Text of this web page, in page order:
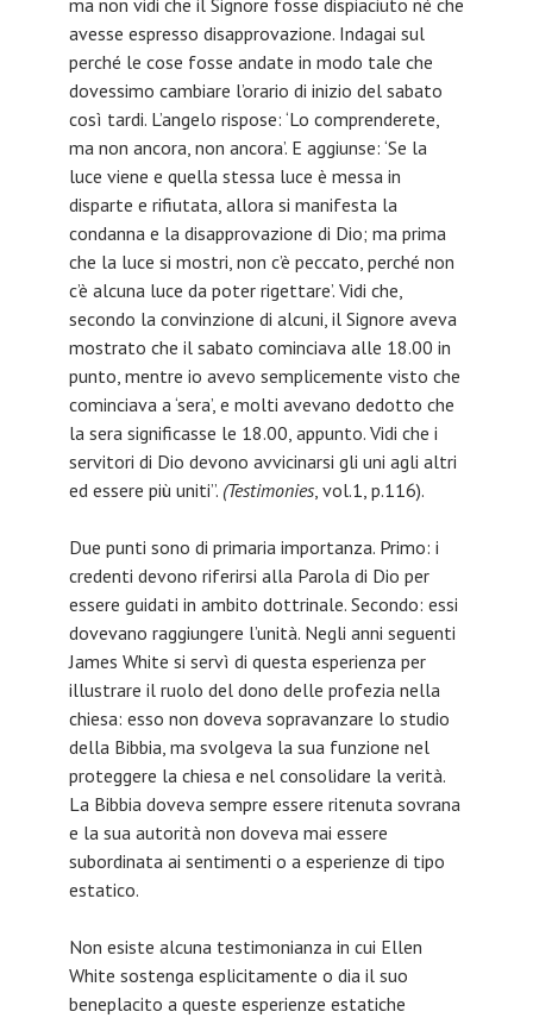
ma non vidi che il Signore fosse dispiaciuto né che
avesse espresso disapprovazione. Indagai sul
perché le cose fosse andate in modo tale che
dovessimo cambiare l’orario di inizio del sabato
così tardi. L’angelo rispose: ‘Lo comprenderete,
ma non ancora, non ancora’. E aggiunse: ‘Se la
luce viene e quella stessa luce è messa in
disparte e rifiutata, allora si manifesta la
condanna e la disapprovazione di Dio; ma prima
che la luce si mostri, non c’è peccato, perché non
c’è alcuna luce da poter rigettare’. Vidi che,
secondo la convinzione di alcuni, il Signore aveva
mostrato che il sabato cominciava alle 18.00 in
punto, mentre io avevo semplicemente visto che
cominciava a ‘sera’, e molti avevano dedotto che
la sera significasse le 18.00, appunto. Vidi che i
servitori di Dio devono avvicinarsi gli uni agli altri
ed essere più uniti”. (Testimonies, vol.1, p.116).
Due punti sono di primaria importanza. Primo: i
credenti devono riferirsi alla Parola di Dio per
essere guidati in ambito dottrinale. Secondo: essi
dovevano raggiungere l’unità. Negli anni seguenti
James White si servì di questa esperienza per
illustrare il ruolo del dono delle profezia nella
chiesa: esso non doveva sopravanzare lo studio
della Bibbia, ma svolgeva la sua funzione nel
proteggere la chiesa e nel consolidare la verità.
La Bibbia doveva sempre essere ritenuta sovrana
e la sua autorità non doveva mai essere
subordinata ai sentimenti o a esperienze di tipo
estatico.
Non esiste alcuna testimonianza in cui Ellen
White sostenga esplicitamente o dia il suo
beneplacito a queste esperienze estatiche